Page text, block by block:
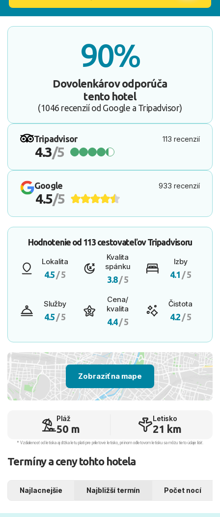
90%
Dovolenkárov odporúča
tento hotel
(1046 recenzií od Google a Tripadvisor)
Tripadvisor 113 recenzií
4.3/5
Google 933 recenzií
4.5/5
Hodnotenie od 113 cestovateľovTripadvisoru
Lokalita
4.5 / 5
Kvalita
spánku
3.8/ 5
Izby
4.1 / 5
Služby
4.5 / 5
Cena/
kvalita
4.4/ 5
Čistota
4.2 / 5
Zobraziť na mape
Pláž
50 m
Letisko
21 km
* Vzdialenosť od letiska aj dľžka letu platí pre príletové letisko, pri inom odletovom letisku sa môžu tieto údaje líšiť.
Termíny a ceny tohto hotela
Najlacnejšie Najbližší termín Počet nocí